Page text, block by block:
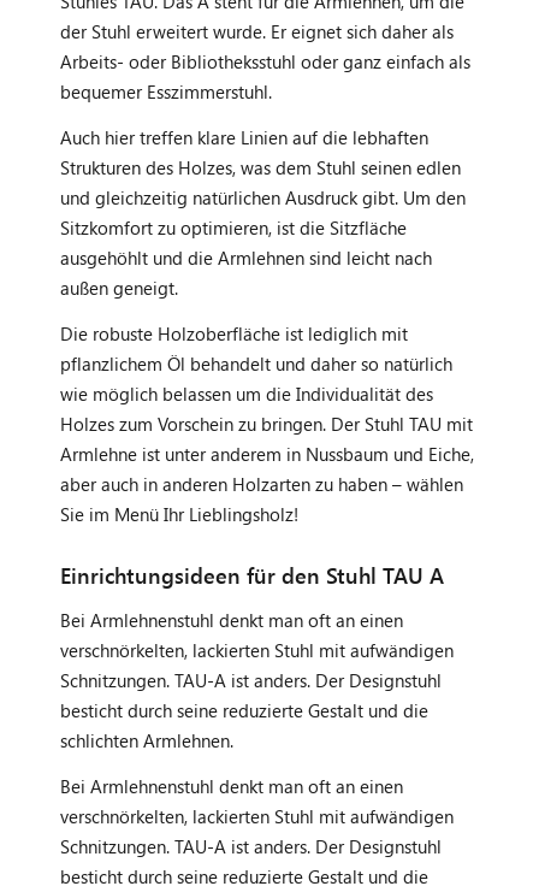
der Stuhl erweitert wurde. Er eignet sich daher als
Arbeits- oder Bibliotheksstuhl oder ganz einfach als
bequemer Esszimmerstuhl.
Auch hier treffen klare Linien auf die lebhaften
Strukturen des Holzes, was dem Stuhl seinen edlen
und gleichzeitig natürlichen Ausdruck gibt. Um den
Sitzkomfort zu optimieren, ist die Sitzfläche
ausgehöhlt und die Armlehnen sind leicht nach
außen geneigt.
Die robuste Holzoberfläche ist lediglich mit
pflanzlichem Öl behandelt und daher so natürlich
wie möglich belassen um die Individualität des
Holzes zum Vorschein zu bringen. Der Stuhl TAU mit
Armlehne ist unter anderem in Nussbaum und Eiche,
aber auch in anderen Holzarten zu haben – wählen
Sie im Menü Ihr Lieblingsholz!
Einrichtungsideen für den Stuhl TAU A
Bei Armlehnenstuhl denkt man oft an einen
verschnörkelten, lackierten Stuhl mit aufwändigen
Schnitzungen. TAU-A ist anders. Der Designstuhl
besticht durch seine reduzierte Gestalt und die
schlichten Armlehnen.
Bei Armlehnenstuhl denkt man oft an einen
verschnörkelten, lackierten Stuhl mit aufwändigen
Schnitzungen. TAU-A ist anders. Der Designstuhl
besticht durch seine reduzierte Gestalt und die